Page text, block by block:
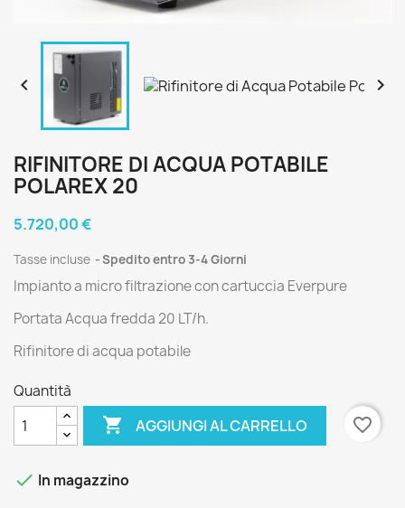
 
RIFINITORE DI ACQUA POTABILE
POLAREX 20
5.720,00 €
Tasse incluse Spedito entro 3-4 Giorni
Impianto a micro filtrazione con cartuccia Everpure
Portata Acqua fredda 20 LT/h.
Rifinitore di acqua potabile
Quantità
 AGGIUNGI AL CARRELLO favorite_border
 In magazzino